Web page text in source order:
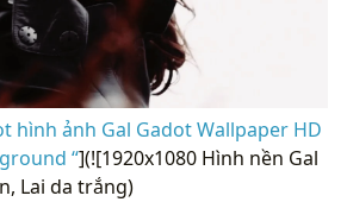
hình ảnh Gal Gadot Wallpaper HD
“](![1920x1080 Hình nền Gal
Lai da trắng)